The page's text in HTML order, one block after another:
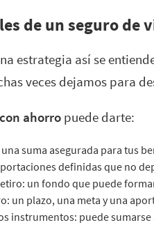
de un seguro de
estrategia así se
veces dejamos para
ahorro puede darte:
suma asegurada para tus
definidas que no
un fondo que puede
un plazo, una meta y una
instrumentos: puede